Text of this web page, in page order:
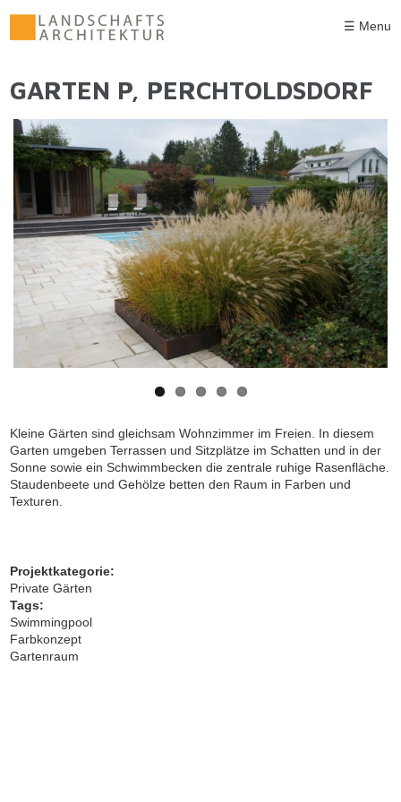
Direkt zum Inhalt
☰ Menu
SIE SIND HIER
GARTEN P, PERCHTOLDSDORF
Kleine Gärten sind gleichsam Wohnzimmer im Freien. In diesem
Garten umgeben Terrassen und Sitzplätze im Schatten und in der
Sonne sowie ein Schwimmbecken die zentrale ruhige Rasenfläche.
Staudenbeete und Gehölze betten den Raum in Farben und
Texturen.
Projektkategorie:
Private Gärten
Tags:
Swimmingpool
Farbkonzept
Gartenraum